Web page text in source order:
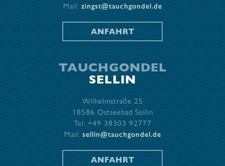
Mail: zingst@tauchgondel.de
ANFAHRT
TAUCHGONDEL
SELLIN
Wilhelmstraße 25
18586 Ostseebad Sellin
Tel: +49 38303 92777
Mail: sellin@tauchgondel.de
ANFAHRT